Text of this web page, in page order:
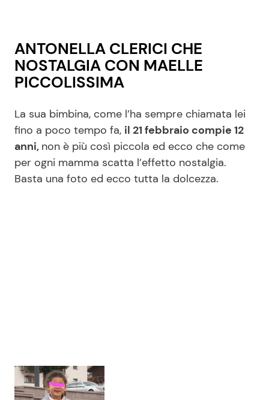
Privacy Policy
ANTONELLA CLERICI CHE
NOSTALGIA CON MAELLE
PICCOLISSIMA
La sua bimbina, come l’ha sempre chiamata lei
fino a poco tempo fa, il 21 febbraio compie 12
anni, non è più così piccola ed ecco che come
per ogni mamma scatta l’effetto nostalgia.
Basta una foto ed ecco tutta la dolcezza.